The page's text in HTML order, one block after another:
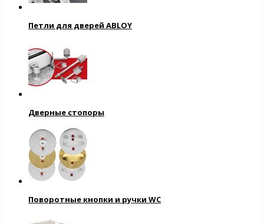
Петли для дверей ABLOY
Дверные стопоры
Поворотные кнопки и ручки WC